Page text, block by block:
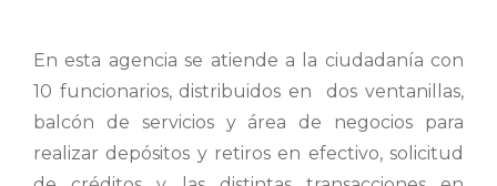
En esta agencia se atiende a la ciudadanía con
10 funcionarios, distribuidos en dos ventanillas,
balcón de servicios y área de negocios para
realizar depósitos y retiros en efectivo, solicitud